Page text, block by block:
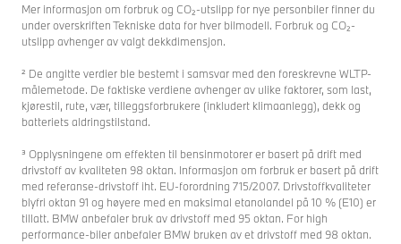
Mer informasjon om forbruk og CO₂-utslipp for nye personbiler finner du
under overskriften Tekniske data for hver bilmodell. Forbruk og CO₂-
utslipp avhenger av valgt dekkdimensjon.
² De angitte verdier ble bestemt i samsvar med den foreskrevne WLTP-
målemetode. De faktiske verdiene avhenger av ulike faktorer, som last,
kjørestil, rute, vær, tilleggsforbrukere (inkludert klimaanlegg), dekk og
batteriets aldringstilstand.
³ Opplysningene om effekten til bensinmotorer er basert på drift med
drivstoff av kvaliteten 98 oktan. Informasjon om forbruk er basert på drift
med referanse-drivstoff iht. EU-forordning 715/2007. Drivstoffkvaliteter
blyfri oktan 91 og høyere med en maksimal etanolandel på 10 % (E10) er
tillatt. BMW anbefaler bruk av drivstoff med 95 oktan. For high
performance-biler anbefaler BMW bruken av et drivstoff med 98 oktan.